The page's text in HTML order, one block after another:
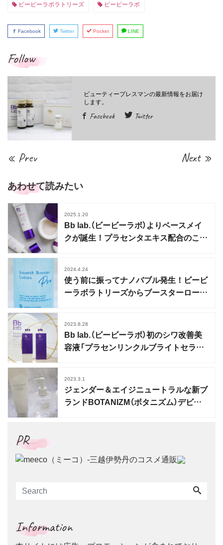
ビービーラボラトリーズ ビービーラボ
Facebook Twitter Pocket LINE
Follow
Facebook Twitter
« Prev Next »
あわせて読みたい
2025.1.20
Bb lab.（ビービーラボ）よりベースメイ
クが誕生！プラセンタエキス配合のこだ
2024.4.24
使う前に振ってナノバブル発生！ビービ
ーラボラトリーズからブースターローシ
2023.8.28
Bb lab.（ビービーラボ）初のシワ改善美
容液「プラセンリンクルブライトセラム」
2023.3.1
ジェンダー＆エイジニュートラルな新ブ
ランドBOTANIZM（ボタニズム）デビュ
PR
Information